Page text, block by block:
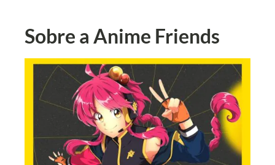
Sobre a Anime Friends